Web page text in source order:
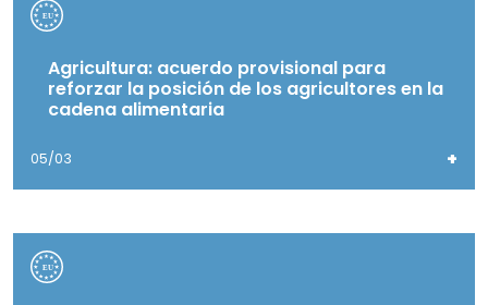
Agricultura: acuerdo provisional para
reforzar la posición de los agricultores en la
cadena alimentaria
05/03 +